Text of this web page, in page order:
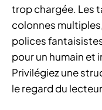
trop chargée. Les
colonnes
polices
pour un humain et
Privilégiez une
le regard du